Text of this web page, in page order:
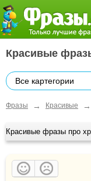
Красивые
Все картегории
Фразы → Красивые →
Красивые фразы про